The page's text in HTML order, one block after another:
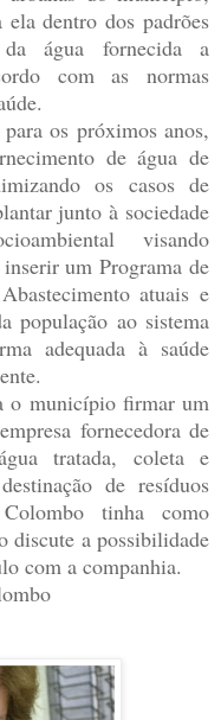
dentro dos padrões
água fornecida a
com as normas
os próximos anos,
de água de
os casos de
junto à sociedade
visando
um Programa de
atuais e
população ao sistema
adequada à saúde
o município firmar um
fornecedora de
tratada, coleta e
de resíduos
tinha como
discute a possibilidade
com a companhia.